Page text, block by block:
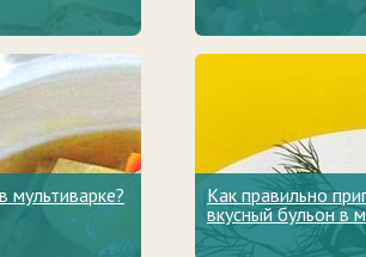
мультиварке?
Как правильно
вкусный бульон в